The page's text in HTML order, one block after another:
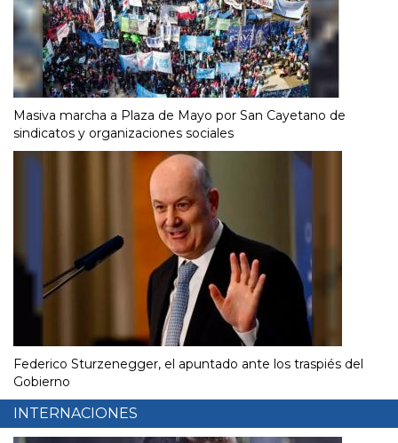
Masiva marcha a Plaza de Mayo por San Cayetano de
sindicatos y organizaciones sociales
Federico Sturzenegger, el apuntado ante los traspiés del
Gobierno
INTERNACIONES